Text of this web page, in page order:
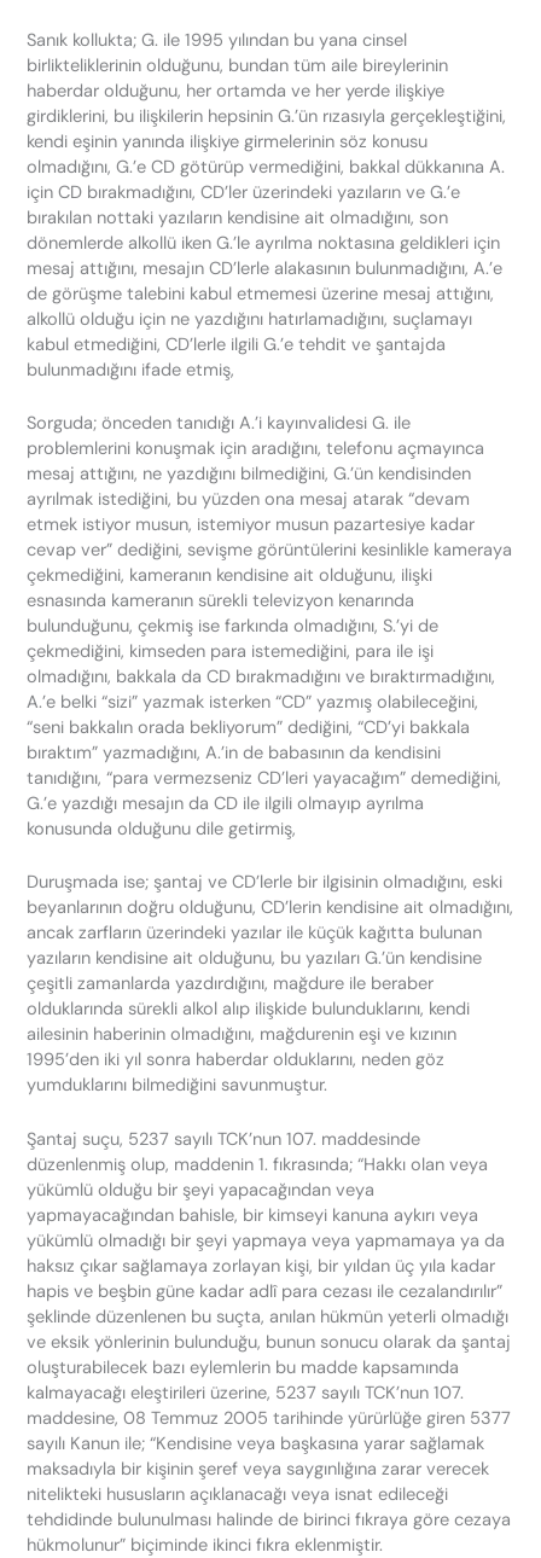
Sanık kollukta; G. ile 1995 yılından bu yana cinsel
birlikteliklerinin olduğunu, bundan tüm aile bireylerinin
haberdar olduğunu, her ortamda ve her yerde ilişkiye
girdiklerini, bu ilişkilerin hepsinin G.’ün rızasıyla gerçekleştiğini,
kendi eşinin yanında ilişkiye girmelerinin söz konusu
olmadığını, G.’e CD götürüp vermediğini, bakkal dükkanına A.
için CD bırakmadığını, CD’ler üzerindeki yazıların ve G.’e
bırakılan nottaki yazıların kendisine ait olmadığını, son
dönemlerde alkollü iken G.’le ayrılma noktasına geldikleri için
mesaj attığını, mesajın CD’lerle alakasının bulunmadığını, A.’e
de görüşme talebini kabul etmemesi üzerine mesaj attığını,
alkollü olduğu için ne yazdığını hatırlamadığını, suçlamayı
kabul etmediğini, CD’lerle ilgili G.’e tehdit ve şantajda
bulunmadığını ifade etmiş,
Sorguda; önceden tanıdığı A.’i kayınvalidesi G. ile
problemlerini konuşmak için aradığını, telefonu açmayınca
mesaj attığını, ne yazdığını bilmediğini, G.’ün kendisinden
ayrılmak istediğini, bu yüzden ona mesaj atarak “devam
etmek istiyor musun, istemiyor musun pazartesiye kadar
cevap ver” dediğini, sevişme görüntülerini kesinlikle kameraya
çekmediğini, kameranın kendisine ait olduğunu, ilişki
esnasında kameranın sürekli televizyon kenarında
bulunduğunu, çekmiş ise farkında olmadığını, S.’yi de
çekmediğini, kimseden para istemediğini, para ile işi
olmadığını, bakkala da CD bırakmadığını ve bıraktırmadığını,
A.’e belki “sizi” yazmak isterken “CD” yazmış olabileceğini,
“seni bakkalın orada bekliyorum” dediğini, “CD’yi bakkala
bıraktım” yazmadığını, A.’in de babasının da kendisini
tanıdığını, “para vermezseniz CD’leri yayacağım” demediğini,
G.’e yazdığı mesajın da CD ile ilgili olmayıp ayrılma
konusunda olduğunu dile getirmiş,
Duruşmada ise; şantaj ve CD’lerle bir ilgisinin olmadığını, eski
beyanlarının doğru olduğunu, CD’lerin kendisine ait olmadığını,
ancak zarfların üzerindeki yazılar ile küçük kağıtta bulunan
yazıların kendisine ait olduğunu, bu yazıları G.’ün kendisine
çeşitli zamanlarda yazdırdığını, mağdure ile beraber
olduklarında sürekli alkol alıp ilişkide bulunduklarını, kendi
ailesinin haberinin olmadığını, mağdurenin eşi ve kızının
1995’den iki yıl sonra haberdar olduklarını, neden göz
yumduklarını bilmediğini savunmuştur.
Şantaj suçu, 5237 sayılı TCK’nun 107. maddesinde
düzenlenmiş olup, maddenin 1. fıkrasında; “Hakkı olan veya
yükümlü olduğu bir şeyi yapacağından veya
yapmayacağından bahisle, bir kimseyi kanuna aykırı veya
yükümlü olmadığı bir şeyi yapmaya veya yapmamaya ya da
haksız çıkar sağlamaya zorlayan kişi, bir yıldan üç yıla kadar
hapis ve beşbin güne kadar adlî para cezası ile cezalandırılır”
şeklinde düzenlenen bu suçta, anılan hükmün yeterli olmadığı
ve eksik yönlerinin bulunduğu, bunun sonucu olarak da şantaj
oluşturabilecek bazı eylemlerin bu madde kapsamında
kalmayacağı eleştirileri üzerine, 5237 sayılı TCK’nun 107.
maddesine, 08 Temmuz 2005 tarihinde yürürlüğe giren 5377
sayılı Kanun ile; “Kendisine veya başkasına yarar sağlamak
maksadıyla bir kişinin şeref veya saygınlığına zarar verecek
nitelikteki hususların açıklanacağı veya isnat edileceği
tehdidinde bulunulması halinde de birinci fıkraya göre cezaya
hükmolunur” biçiminde ikinci fıkra eklenmiştir.